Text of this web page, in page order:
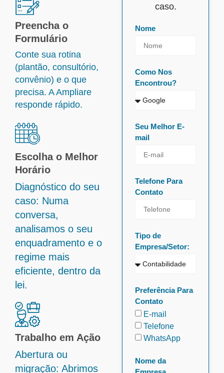
Preencha o
Formulário
Conte sua rotina
(plantão, consultório,
convênio) e o que
precisa. A Ampliare
responde rápido.
Escolha o Melhor
Horário
Diagnóstico do seu
caso: Numa
conversa,
analisamos o seu
enquadramento e o
regime mais
eficiente, dentro da
lei.
Trabalho em Ação
Abertura ou
migração: Abrimos
caso.
Nome
Como Nos
Encontrou?
Seu Melhor E-
mail
Telefone Para
Contato
Tipo de
Empresa/Setor:
Preferência Para
Contato
E-mail
Telefone
WhatsApp
Nome da